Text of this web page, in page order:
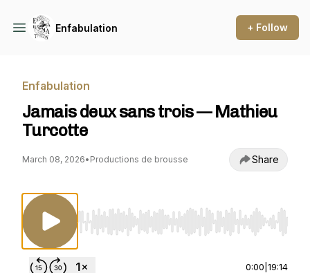
Enfabulation + Follow
Enfabulation
Jamais deux sans trois — Mathieu
Turcotte
March 08, 2026• Productions de brousse Share
Use Left/Right to seek, Home/End to jump
0:00 19:14